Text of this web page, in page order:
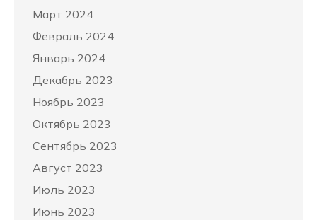
Март 2024
Февраль 2024
Январь 2024
Декабрь 2023
Ноябрь 2023
Октябрь 2023
Сентябрь 2023
Август 2023
Июль 2023
Июнь 2023